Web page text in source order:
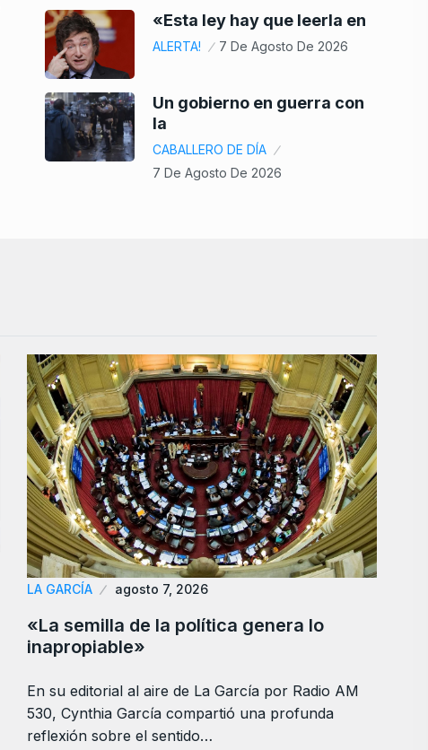
«Esta ley hay que leerla en
ALERTA! 7 De Agosto De 2026
Un gobierno en guerra con
la
CABALLERO DE DÍA
7 De Agosto De 2026
LA GARCÍA agosto 7, 2026
«La semilla de la política genera lo
inapropiable»
En su editorial al aire de La García por Radio AM
530, Cynthia García compartió una profunda
reflexión sobre el sentido…